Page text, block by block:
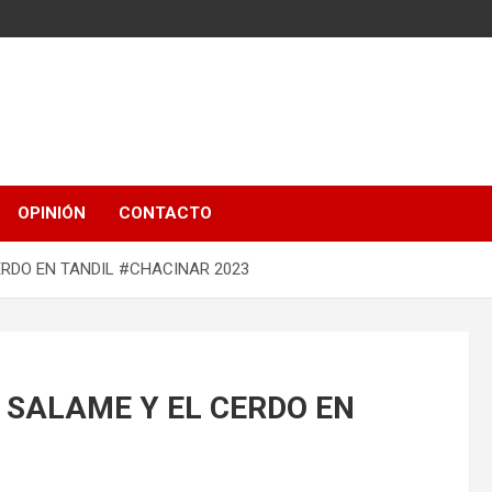
OPINIÓN CONTACTO
EN TANDIL #CHACINAR 2023
Y EL CERDO EN